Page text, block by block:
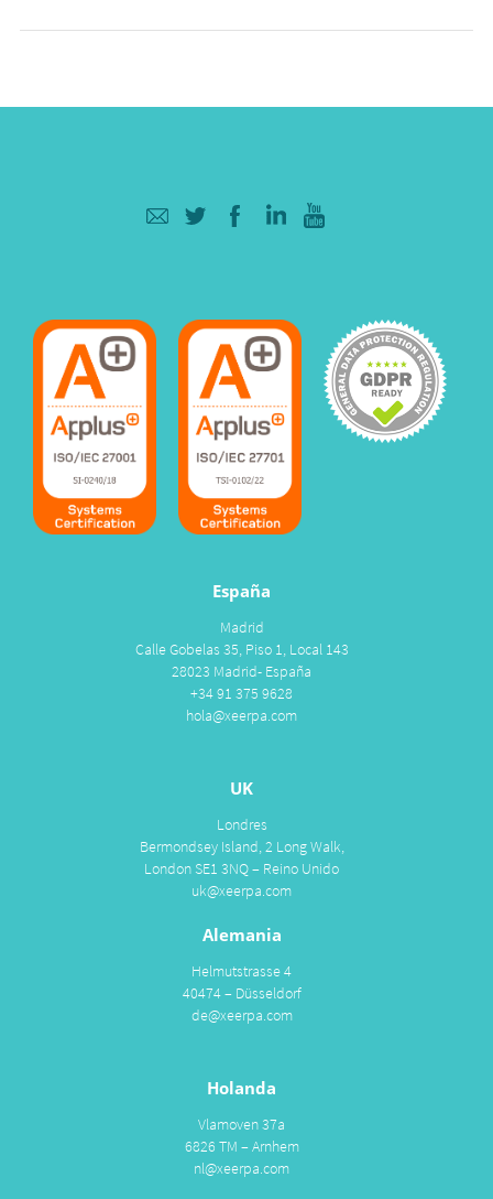
España
Madrid
Calle Gobelas 35, Piso 1, Local 143
28023 Madrid- España
+34 91 375 9628
hola@xeerpa.com
UK
Londres
Bermondsey Island, 2 Long Walk,
London SE1 3NQ – Reino Unido
uk@xeerpa.com
Alemania
Helmutstrasse 4
40474 – Düsseldorf
de@xeerpa.com
Holanda
Vlamoven 37a
6826 TM – Arnhem
nl@xeerpa.com